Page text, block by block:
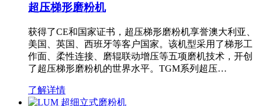
超压梯形磨粉机
获得了CE和国家证书，超压梯形磨粉机享誉澳大利亚、
美国、英国、西班牙等客户国家。该机型采用了梯形工
作面、柔性连接、磨辊联动增压等五项磨机技术，开创
了超压梯形磨粉机的世界水平。TGM系列超压…
了解详情